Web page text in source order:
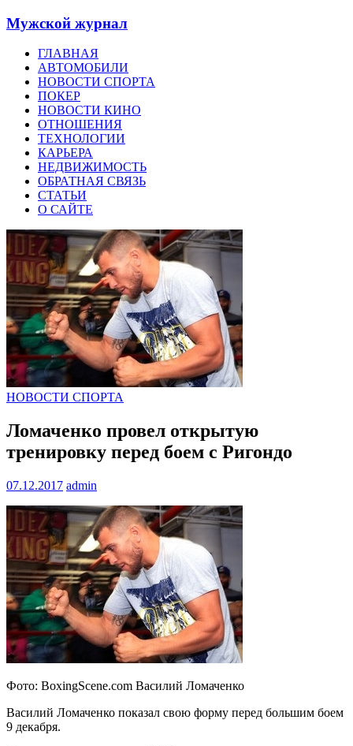
Мужской журнал
ГЛАВНАЯ
АВТОМОБИЛИ
НОВОСТИ СПОРТА
ПОКЕР
НОВОСТИ КИНО
ОТНОШЕНИЯ
ТЕХНОЛОГИИ
КАРЬЕРА
НЕДВИЖИМОСТЬ
ОБРАТНАЯ СВЯЗЬ
СТАТЬИ
О САЙТЕ
НОВОСТИ СПОРТА
Ломаченко провел открытую
тренировку перед боем с Ригондо
07.12.2017 admin
Фото: BoxingScene.com Василий Ломаченко
Василий Ломаченко показал свою форму перед большим боем
9 декабря.